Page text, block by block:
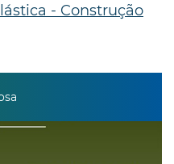
- Construção